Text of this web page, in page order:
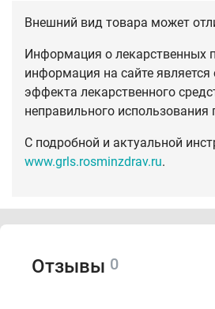
Внешний вид товара может
Информация о лекарственных
информация на сайте
эффекта лекарственного
неправильного
С подробной и актуальной
www.grls.rosminzdrav.ru.
Отзывы 0